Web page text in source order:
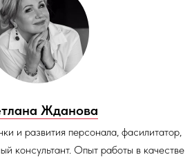
Жданова
и развития персонала, фасилитатор,
консультант. Опыт работы в качестве